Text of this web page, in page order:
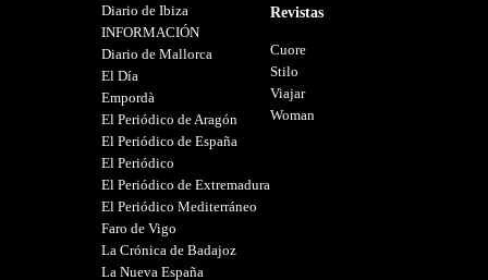
Diario de Ibiza
INFORMACIÓN
Diario de Mallorca
El Día
Empordà
El Periódico de Aragón
El Periódico de España
El Periódico
El Periódico de Extremadura
El Periódico Mediterráneo
Faro de Vigo
La Crónica de Badajoz
La Nueva España
Revistas
Cuore
Stilo
Viajar
Woman